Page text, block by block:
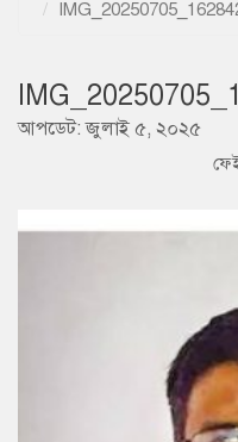
আপডেট: জুলাই ৫, ২০২৫